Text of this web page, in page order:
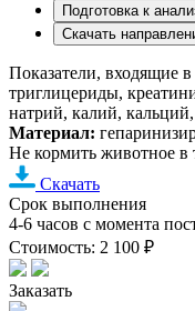
Подготовка к
Скачать
Показатели,
триглицериды,
натрий, калий,
Материал:
Не кормить животное в
Скачать
Срок выполнения
4-6 часов с момента
Стоимость: 2 100 ₽
Заказать